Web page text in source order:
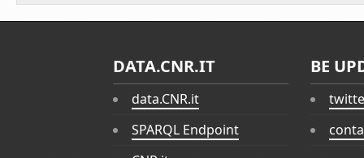
DATA.CNR.IT
data.CNR.it
SPARQL Endpoint
BE